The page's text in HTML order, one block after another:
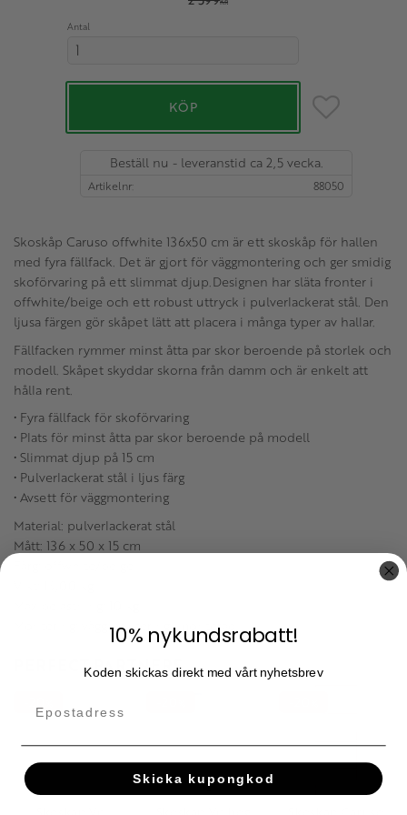
KR
Antal
KÖP Lägg till i
Beställ nu - leveranstid ca 2,5 vecka.
Artikelnr 88050
Skoskåp Caruso offwhite 136x50 cm är ett skoskåp för hallen
med fyra fällfack. Det är gjort för väggmontering och ger smidig
skoförvaring på ett slimmat djup.Designen har släta fronter i
offwhite/beige och ett robust uttryck i pulverlackerat stål. Den
ljusa färgen gör skåpet lätt att placera i många typer av hallar.
Fällfacken rymmer minst åtta par skor beroende på storlek och
modell. Skåpet skyddar skorna från damm och är enkelt att
hålla rent.
• Fyra fällfack för skoförvaring
• Plats för minst åtta par skor beroende på modell
• Slimmat djup på 15 cm
• Pulverlackerat stål i ljus färg
• Avsett för väggmontering
Material: pulverlackerat stål
Mått: 136 x 50 x 15 cm
Montering: väggmontering, monterad
PERFECT PARTNERS
10% nykundsrabatt!
Koden skickas direkt med vårt nyhetsbrev
Skicka kupongkod